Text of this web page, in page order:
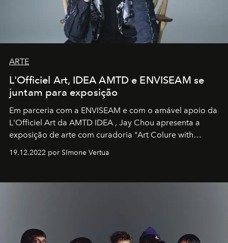
ARTE
L'Officiel Art, IDEA AMTD e ENVISEAM se
juntam para exposição
Em parceria com a ENVISEAM e com o amável apoio da
L'Officiel Art da AMTD IDEA , Jay Chou apresenta a
exposição de arte com curadoria "Art Colure with
19.12.2022 por SImone Vertua